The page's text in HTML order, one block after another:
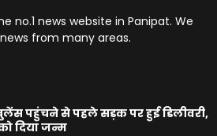
no.1 news website in Panipat. We
from many areas.
पहुंचने से पहले सड़क पर हुई डिलीवरी,
दिया जन्म